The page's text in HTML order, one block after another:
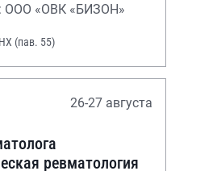
ООО «ОВК «БИЗОН»
(пав. 55)
26-27 августа
ревматология